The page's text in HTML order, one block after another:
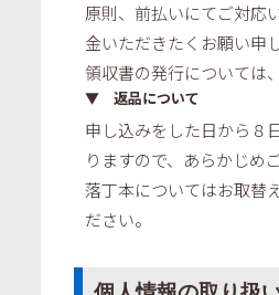
原則、前払いにてご対応
金いただきたくお願い申
領収書の発行については
▼ 返品について
申し込みをした日から８
りますので、あらかじめ
落丁本についてはお取替
ださい。